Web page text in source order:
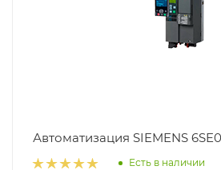
Автоматизация SIEMENS
Есть в наличии